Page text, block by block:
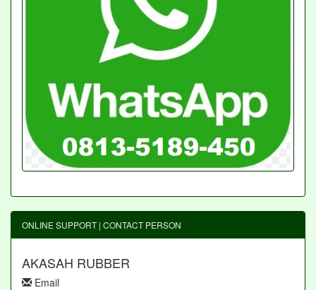
ONLINE SUPPORT | CONTACT PERSON
AKASAH RUBBER
Email